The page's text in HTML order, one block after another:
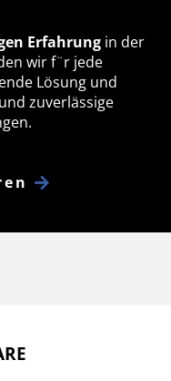
Erfahrungin der
wir f¨r jede
Lösung und
zuverlässige